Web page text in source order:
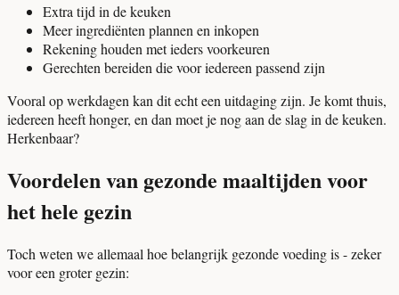
Extra tijd in de keuken
Meer ingrediënten plannen en inkopen
Rekening houden met ieders voorkeuren
Gerechten bereiden die voor iedereen passend zijn
Vooral op werkdagen kan dit echt een uitdaging zijn. Je komt thuis,
iedereen heeft honger, en dan moet je nog aan de slag in de keuken.
Herkenbaar?
Voordelen van gezonde maaltijden voor
het hele gezin
Toch weten we allemaal hoe belangrijk gezonde voeding is - zeker
voor een groter gezin: